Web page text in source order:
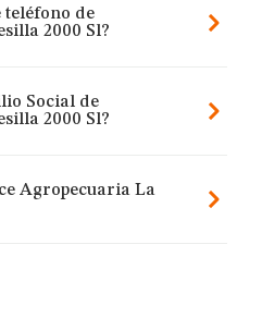
teléfono de
2000 Sl?
Social de
2000 Sl?
Agropecuaria La